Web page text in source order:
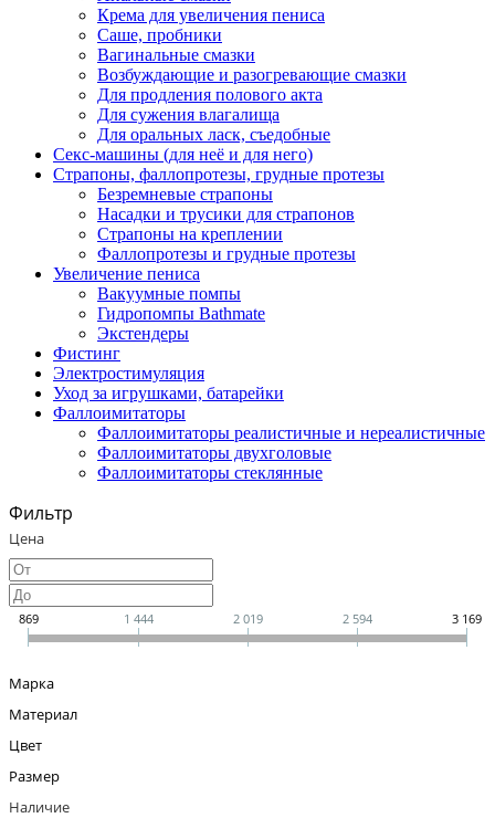
Крема для увеличения пениса
Саше, пробники
Вагинальные смазки
Возбуждающие и разогревающие смазки
Для продления полового акта
Для сужения влагалища
Для оральных ласк, съедобные
Секс-машины (для неё и для него)
Страпоны, фаллопротезы, грудные протезы
Безремневые страпоны
Насадки и трусики для страпонов
Страпоны на креплении
Фаллопротезы и грудные протезы
Увеличение пениса
Вакуумные помпы
Гидропомпы Bathmate
Экстендеры
Фистинг
Электростимуляция
Уход за игрушками, батарейки
Фаллоимитаторы
Фаллоимитаторы реалистичные и нереалистичные
Фаллоимитаторы двухголовые
Фаллоимитаторы стеклянные
Фильтр
Цена
869 1 444 2 019 2 594 3 169
Марка
Материал
Цвет
Размер
Наличие